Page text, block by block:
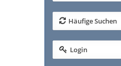
Häufige Suchen
Login